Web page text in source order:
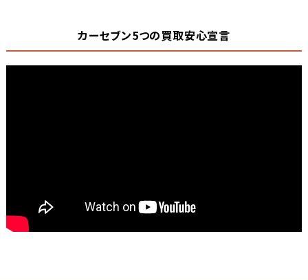
カーセブン5つの買取安心宣言